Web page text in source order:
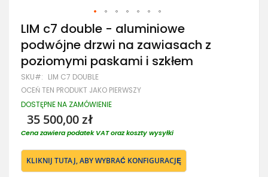
Przejdź
na
początek
galerii
LIM c7 double - aluminiowe
podwójne drzwi na zawiasach z
poziomymi paskami i szkłem
SKU LIM C7 DOUBLE
OCEŃ TEN PRODUKT JAKO PIERWSZY
DOSTĘPNE NA ZAMÓWIENIE
35 500,00 zł
Cena zawiera podatek VAT oraz koszty wysyłki
KLIKNIJ TUTAJ, ABY WYBRAĆ KONFIGURACJĘ